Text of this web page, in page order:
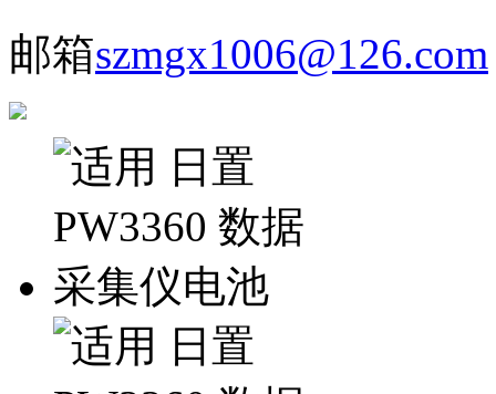
邮箱szmgx1006@126.com